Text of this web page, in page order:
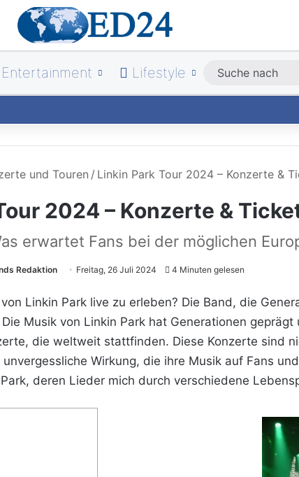
Entertainment Lifestyle
und Touren / Linkin Park Tour 2024 – Konzerte &
2024 – Konzerte &
erwartet Fans bei der möglichen
Redaktion Freitag, 26 Juli 2024 4 Minuten gelesen
Linkin Park live zu erleben? Die Band, die
Musik von Linkin Park hat Generationen
die weltweit stattfinden. Diese Konzerte sind
Wirkung, die ihre Musik auf Fans
deren Lieder mich durch verschiedene